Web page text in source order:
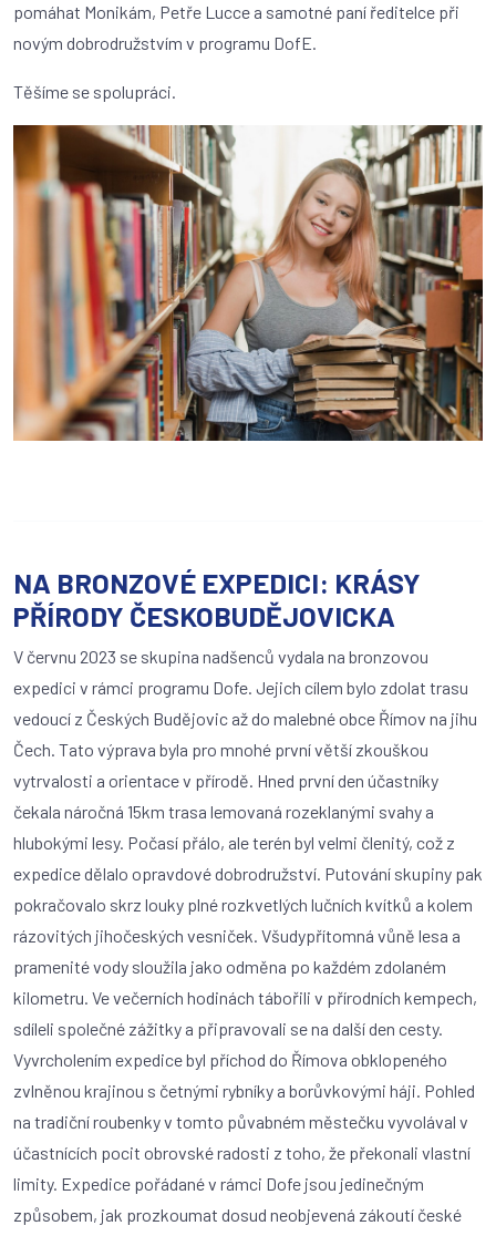
pomáhat Monikám, Petře Lucce a samotné paní ředitelce při
novým dobrodružstvím v programu DofE.
Těšíme se spolupráci.
NA BRONZOVÉ EXPEDICI: KRÁSY
PŘÍRODY ČESKOBUDĚJOVICKA
V červnu 2023 se skupina nadšenců vydala na bronzovou
expedici v rámci programu Dofe. Jejich cílem bylo zdolat trasu
vedoucí z Českých Budějovic až do malebné obce Římov na jihu
Čech. Tato výprava byla pro mnohé první větší zkouškou
vytrvalosti a orientace v přírodě. Hned první den účastníky
čekala náročná 15km trasa lemovaná rozeklanými svahy a
hlubokými lesy. Počasí přálo, ale terén byl velmi členitý, což z
expedice dělalo opravdové dobrodružství. Putování skupiny pak
pokračovalo skrz louky plné rozkvetlých lučních kvítků a kolem
rázovitých jihočeských vesniček. Všudypřítomná vůně lesa a
pramenité vody sloužila jako odměna po každém zdolaném
kilometru. Ve večerních hodinách tábořili v přírodních kempech,
sdíleli společné zážitky a připravovali se na další den cesty.
Vyvrcholením expedice byl příchod do Římova obklopeného
zvlněnou krajinou s četnými rybníky a borůvkovými háji. Pohled
na tradiční roubenky v tomto půvabném městečku vyvolával v
účastnících pocit obrovské radosti z toho, že překonali vlastní
limity. Expedice pořádané v rámci Dofe jsou jedinečným
způsobem, jak prozkoumat dosud neobjevená zákoutí české